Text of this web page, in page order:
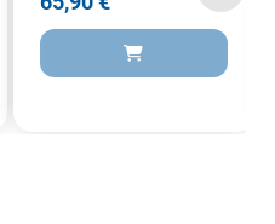
il y a un mois
site internet. À peine la